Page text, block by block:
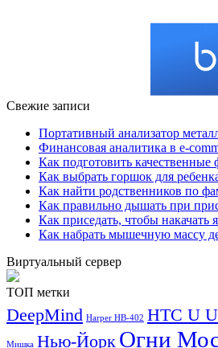
Свежие записи
Портативный анализатор
Финансовая аналитика в e-
Как подготовить качественные
Как выбрать горшок для
Как найти родственников по
Как правильно дышать при
Как приседать, чтобы накачать
Как набрать мышечную массу
Виртуальный сервер
ТОП метки
DeepMind Harper HB-402 HTC U
Мишка Нью-Йорк Огни